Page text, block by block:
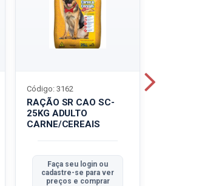
RAÇÃO SR CAO SC-
25KG ADULTO
CARNE/CEREAIS
Código: 3162
Faça seu login ou
cadastre-se para ver
preços e comprar